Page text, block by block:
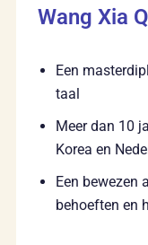
Wang Xia
Een
taal
Meer dan 10
Korea en
Een bewezen
behoeften en